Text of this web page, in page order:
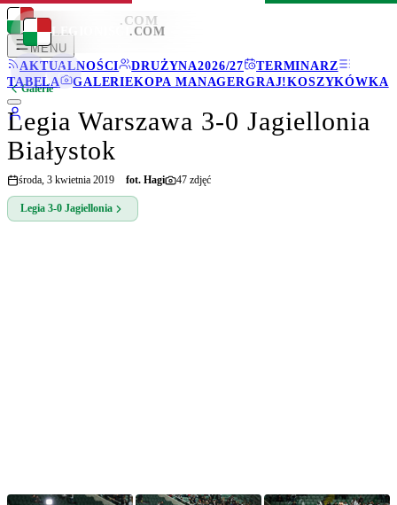
LEGIONISCI .COM
MENU
AKTUALNOŚCI
DRUŻYNA2026/27
TERMINARZ
TABELA
GALERIEKOPA MANAGERGRAJ!KOSZYKÓWKA
LEGIONISCI .COM
Galerie
Legia Warszawa 3-0 Jagiellonia
Białystok
środa, 3 kwietnia 2019 fot. Hagi 47 zdjęć
Legia 3-0 Jagiellonia